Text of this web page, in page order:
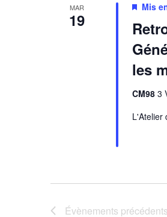
MAR
19
les
Mis
CM98 3
L'Atelier
Évènements précédents